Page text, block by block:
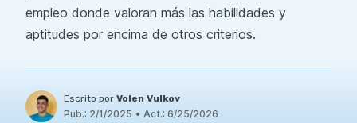
empleo donde valoran más las habilidades y
aptitudes por encima de otros criterios.
Escrito por Volen Vulkov
Pub.: 2/1/2025 • Act.: 6/25/2026